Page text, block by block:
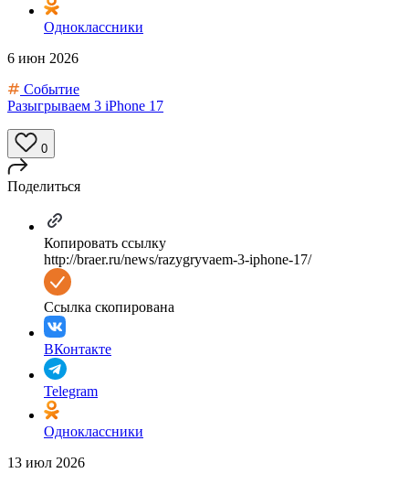
Одноклассники
6 июн 2026
Событие
Разыгрываем 3 iPhone 17
0
Поделиться
Копировать ссылку
http://braer.ru/news/razygryvaem-3-iphone-17/
Ссылка скопирована
ВКонтакте
Telegram
Одноклассники
13 июл 2026